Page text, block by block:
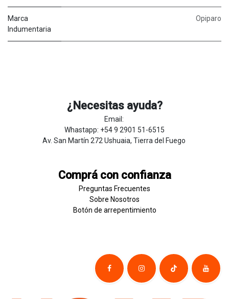
Marca
Indumentaria
Opiparo
¿Necesitas ayuda?
Email:
Whastapp: +54 9 2901 51-6515
Av. San Martín 272 Ushuaia, Tierra del Fuego
Comprá con confianza
Preguntas Frecuentes
Sobre Nosotros
Botón de ​arrepentim​​​iento